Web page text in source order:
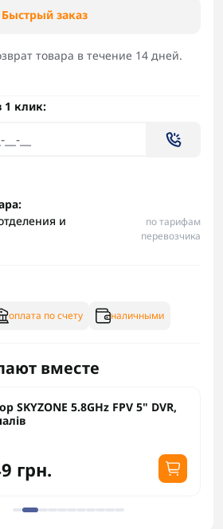
Быстрый заказ
товара в течение 14 дней.
1 клик:
и
по тарифам
перевозчика
оплата по счету наличными
вместе
SKYZONE 5.8GHz FPV 5" DVR,
грн.